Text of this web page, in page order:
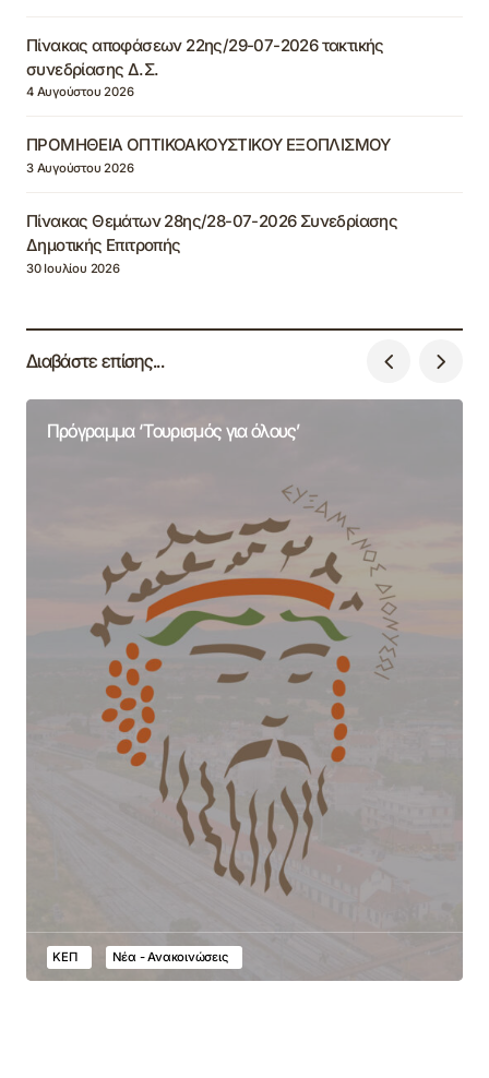
Πίνακας αποφάσεων 22ης/29-07-2026 τακτικής
συνεδρίασης Δ.Σ.
4 Αυγούστου 2026
ΠΡΟΜΗΘΕΙΑ ΟΠΤΙΚΟΑΚΟΥΣΤΙΚΟΥ ΕΞΟΠΛΙΣΜΟΥ
3 Αυγούστου 2026
Πίνακας Θεμάτων 28ης/28-07-2026 Συνεδρίασης
Δημοτικής Επιτροπής
30 Ιουλίου 2026
Διαβάστε επίσης...
Πρόγραμμα ‘Τουρισμός για όλους’
ΚΕΠ Νέα - Ανακοινώσεις